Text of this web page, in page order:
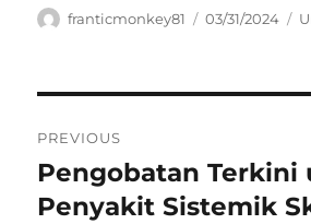
Author
franticmonkey81
Posted
03/31/2024
pos
PREVIOUS
Previous
post:
Pengobatan Terkini
Penyakit Sistemik